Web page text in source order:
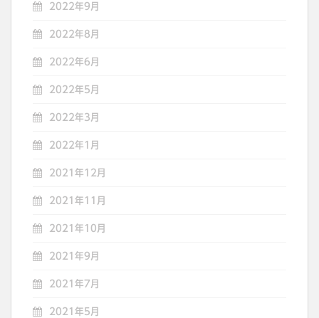
2022年9月
2022年8月
2022年6月
2022年5月
2022年3月
2022年1月
2021年12月
2021年11月
2021年10月
2021年9月
2021年7月
2021年5月